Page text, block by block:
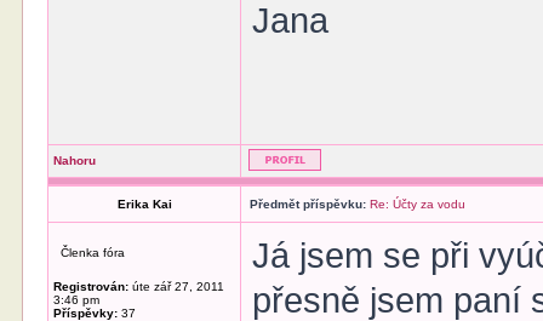
Jana
Nahoru
Erika Kai Předmět příspěvku: Re: Účty za vodu
Členka fóra
Registrován: úte zář 27, 2011
3:46 pm
Příspěvky: 37
Já jsem se při
přesně jsem paní